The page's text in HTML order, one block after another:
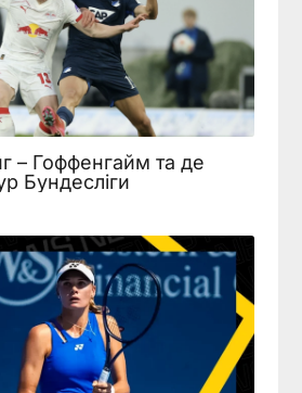
– Гоффенгайм та де
Бундесліги